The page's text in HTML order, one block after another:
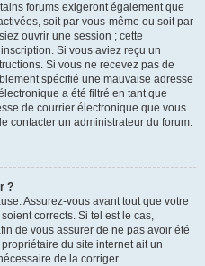
forums exigeront également que
soit par vous-même ou soit par
ouvrir une session ; cette
Si vous aviez reçu un
Si vous ne recevez pas de
spécifié une mauvaise adresse
a été filtré en tant que
de courrier électronique que vous
contacter un administrateur du forum.
?
Assurez-vous avant tout que votre
corrects. Si tel est le cas,
de vous assurer de ne pas avoir été
du site internet ait un
de la corriger.